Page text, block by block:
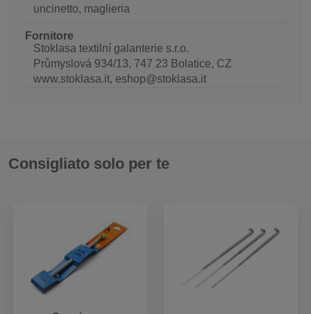
uncinetto, maglieria
Fornitore
Stoklasa textilní galanterie s.r.o.
Průmyslová 934/13, 747 23 Bolatice, CZ
www.stoklasa.it, eshop@stoklasa.it
Consigliato solo per te